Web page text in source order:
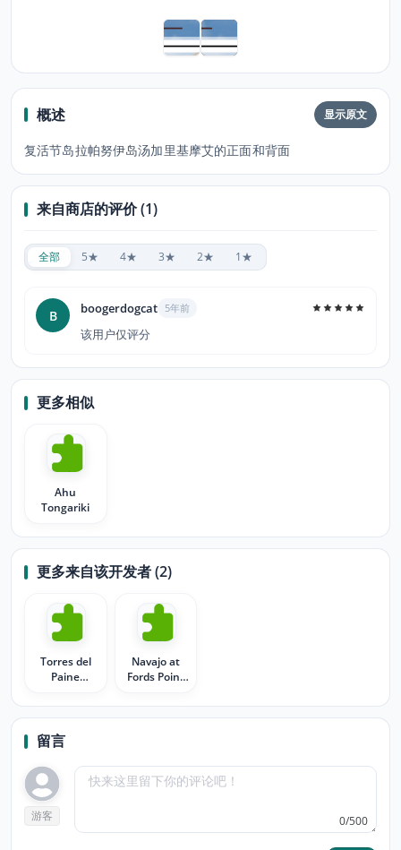
概述 显示原文
复活节岛拉帕努伊岛汤加里基摩艾的正面和背面
来自商店的评价 (1)
全部 5★ 4★ 3★ 2★ 1★
B boogerdogcat 5年前
该用户仅评分
更多相似
Ahu
Tongariki
更多来自该开发者 (2)
Torres del
Paine
Park Chile
Navajo at
Fords Point
Valley
留言
游客 0/500